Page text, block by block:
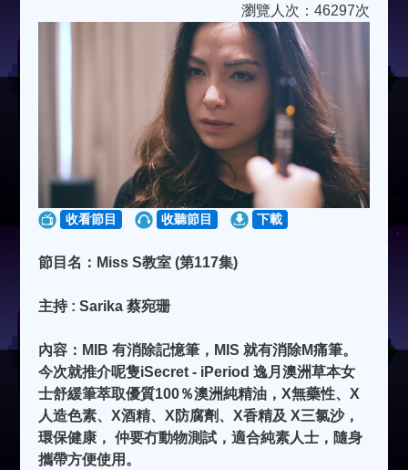
瀏覽人次：46297次
收看節目 收聽節目 下載
節目名：Miss S教室 (第117集)
主持 : Sarika 蔡宛珊
內容：MIB 有消除記憶筆，MIS 就有消除M痛筆。
今次就推介呢隻iSecret - iPeriod 逸月澳洲草本女
士舒緩筆萃取優質100％澳洲純精油，X無藥性、X
人造色素、X酒精、X防腐劑、X香精及 X三氯沙，
環保健康， 仲要冇動物測試，適合純素人士，隨身
攜帶方便使用。